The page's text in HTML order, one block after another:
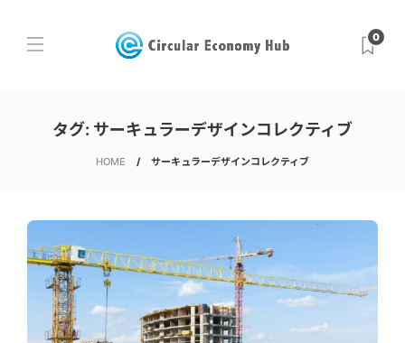
0
タグ: サーキュラーデザインコレクティブ
HOME サーキュラーデザインコレクティブ